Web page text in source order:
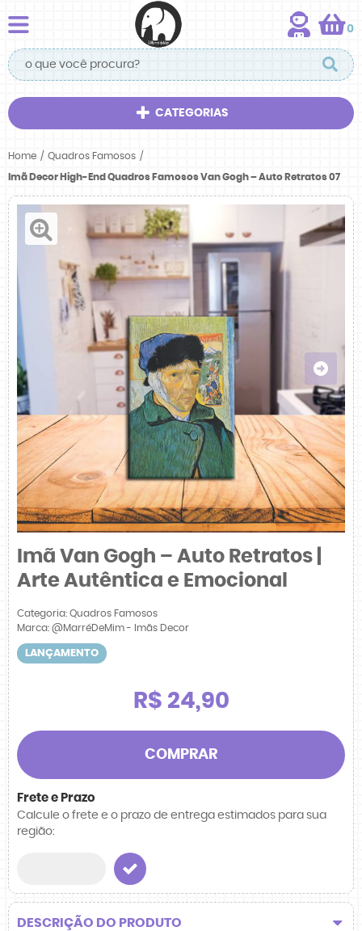
0
CATEGORIAS
Home Quadros Famosos
Imã Decor High-End Quadros Famosos Van Gogh – Auto Retratos 07
Imã Van Gogh – Auto Retratos |
Arte Autêntica e Emocional
Categoria: Quadros Famosos
Marca: @MarréDeMim - Imãs Decor
LANÇAMENTO
R$ 24,90
COMPRAR
Frete e Prazo
Calcule o frete e o prazo de entrega estimados para sua
região:
DESCRIÇÃO DO PRODUTO